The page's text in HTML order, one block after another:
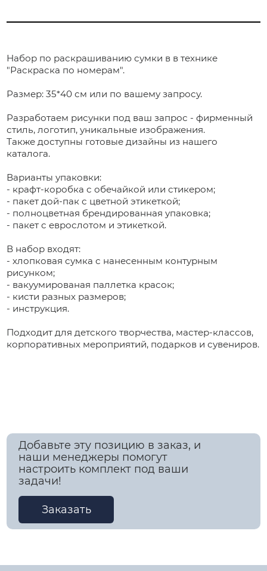
Набор по раскрашиванию сумки в в технике
"Раскраска по номерам".
Размер: 35*40 см или по вашему запросу.
Разработаем рисунки под ваш запрос - фирменный
стиль, логотип, уникальные изображения.
Также доступны готовые дизайны из нашего
каталога.
Варианты упаковки:
- крафт-коробка с обечайкой или стикером;
- пакет дой-пак с цветной этикеткой;
- полноцветная брендированная упаковка;
- пакет с еврослотом и этикеткой.
В набор входят:
- хлопковая сумка с нанесенным контурным
рисунком;
- вакуумированая паллетка красок;
- кисти разных размеров;
- инструкция.
Подходит для детского творчества, мастер-классов,
корпоративных мероприятий, подарков и сувениров.
Добавьте эту позицию в заказ, и
наши менеджеры помогут
настроить комплект под ваши
задачи!
Заказать